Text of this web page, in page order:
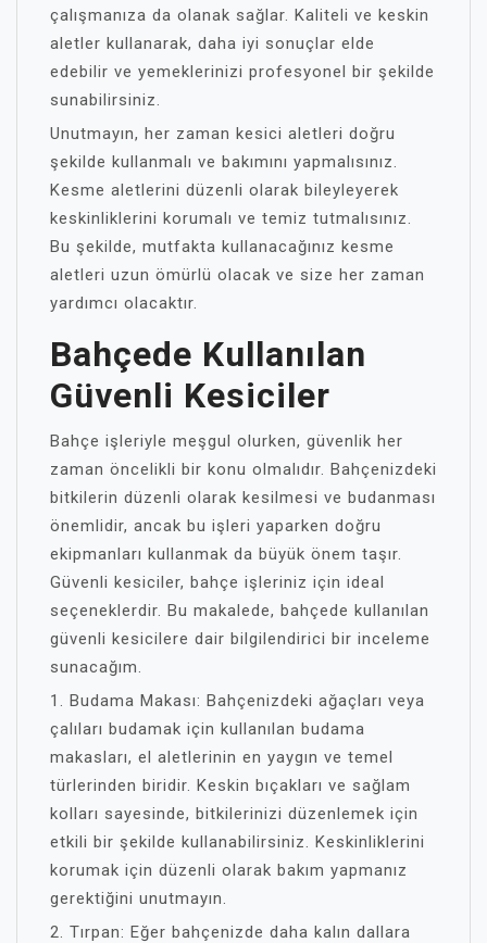
çalışmanıza da olanak sağlar. Kaliteli ve keskin
aletler kullanarak, daha iyi sonuçlar elde
edebilir ve yemeklerinizi profesyonel bir şekilde
sunabilirsiniz.
Unutmayın, her zaman kesici aletleri doğru
şekilde kullanmalı ve bakımını yapmalısınız.
Kesme aletlerini düzenli olarak bileyleyerek
keskinliklerini korumalı ve temiz tutmalısınız.
Bu şekilde, mutfakta kullanacağınız kesme
aletleri uzun ömürlü olacak ve size her zaman
yardımcı olacaktır.
Bahçede Kullanılan
Güvenli Kesiciler
Bahçe işleriyle meşgul olurken, güvenlik her
zaman öncelikli bir konu olmalıdır. Bahçenizdeki
bitkilerin düzenli olarak kesilmesi ve budanması
önemlidir, ancak bu işleri yaparken doğru
ekipmanları kullanmak da büyük önem taşır.
Güvenli kesiciler, bahçe işleriniz için ideal
seçeneklerdir. Bu makalede, bahçede kullanılan
güvenli kesicilere dair bilgilendirici bir inceleme
sunacağım.
1. Budama Makası: Bahçenizdeki ağaçları veya
çalıları budamak için kullanılan budama
makasları, el aletlerinin en yaygın ve temel
türlerinden biridir. Keskin bıçakları ve sağlam
kolları sayesinde, bitkilerinizi düzenlemek için
etkili bir şekilde kullanabilirsiniz. Keskinliklerini
korumak için düzenli olarak bakım yapmanız
gerektiğini unutmayın.
2. Tırpan: Eğer bahçenizde daha kalın dallara